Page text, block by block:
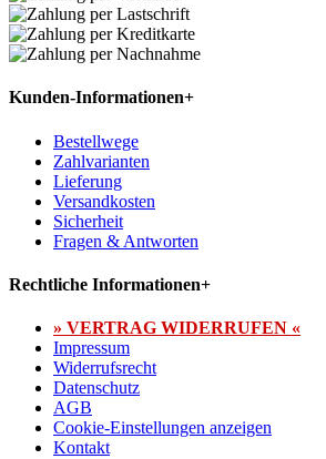
Kunden-Informationen+
Bestellwege
Zahlvarianten
Lieferung
Versandkosten
Sicherheit
Fragen & Antworten
Rechtliche Informationen+
» VERTRAG WIDERRUFEN «
Impressum
Widerrufsrecht
Datenschutz
AGB
Cookie-Einstellungen anzeigen
Kontakt